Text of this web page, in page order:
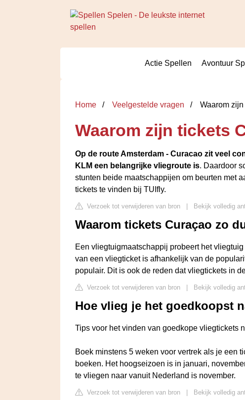
Actie Spellen Avontuur
Home Veelgestelde vragen Waarom
Waarom zijn tickets
Op de route Amsterdam - Curacao zit veel
KLM een belangrijke vliegroute is. Daardoor
stunten beide maatschappijen om beurten met
tickets te vinden bij TUIfly.
Verzoek tot verwijderen van bron Bekijk volledig
Waarom tickets Curaçao zo
Een vliegtuigmaatschappij probeert het
van een vliegticket is afhankelijk van de
populair. Dit is ook de reden dat vliegtickets in
Verzoek tot verwijderen van bron Bekijk volledig
Hoe vlieg je het goedkoopst
Tips voor het vinden van goedkope vliegtickets
Boek minstens 5 weken voor vertrek als je een
boeken. Het hoogseizoen is in januari,
te vliegen naar vanuit Nederland is november.
Verzoek tot verwijderen van bron Bekijk volledig